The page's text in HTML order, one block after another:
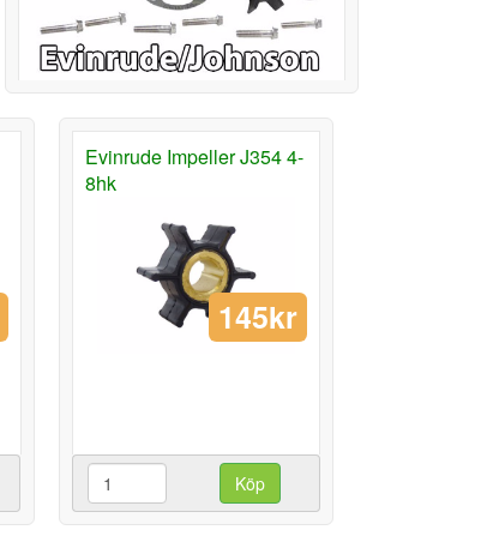
Evinrude Impeller J354 4-
8hk
145kr
Köp